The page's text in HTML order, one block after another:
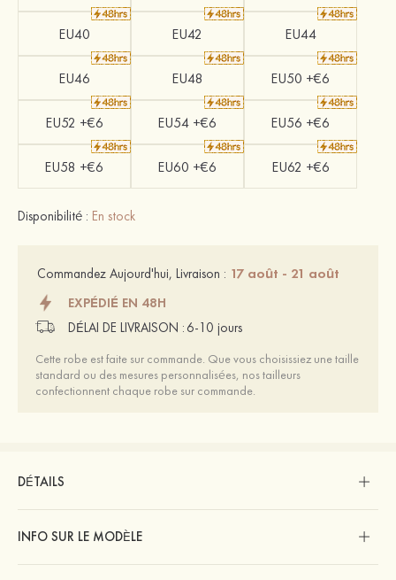
EU40 EU42 EU44
EU46 EU48 EU50 +€6
EU52 +€6 EU54 +€6 EU56 +€6
EU58 +€6 EU60 +€6 EU62 +€6
Disponibilité : En stock
Commandez Aujourd'hui, Livraison : 17 août - 21 août
EXPÉDIÉ EN 48H
DÉLAI DE LIVRAISON : 6-10 jours
Cette robe est faite sur commande. Que vous choisissiez une taille
standard ou des mesures personnalisées, nos tailleurs
confectionnent chaque robe sur commande.
DÉTAILS
INFO SUR LE MODÈLE